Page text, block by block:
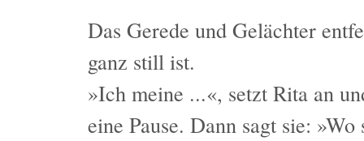
Das Gerede und Gelächter
ganz still ist.
»Ich meine ...«, setzt Rita an
eine Pause. Dann sagt sie: